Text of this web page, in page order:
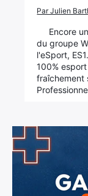
Par Julien
Encore
du groupe
l'eSport,
100%
fraîchement